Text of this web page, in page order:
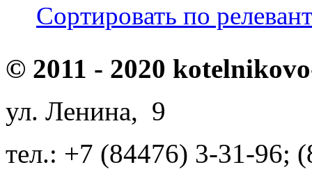
Сортировать по
© 2011 - 2020
ул. Ленина, 9
тел.: +7 (84476) 3-31-96;